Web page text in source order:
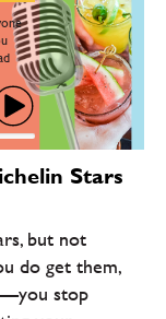
Stars
but not
do get them,
stop